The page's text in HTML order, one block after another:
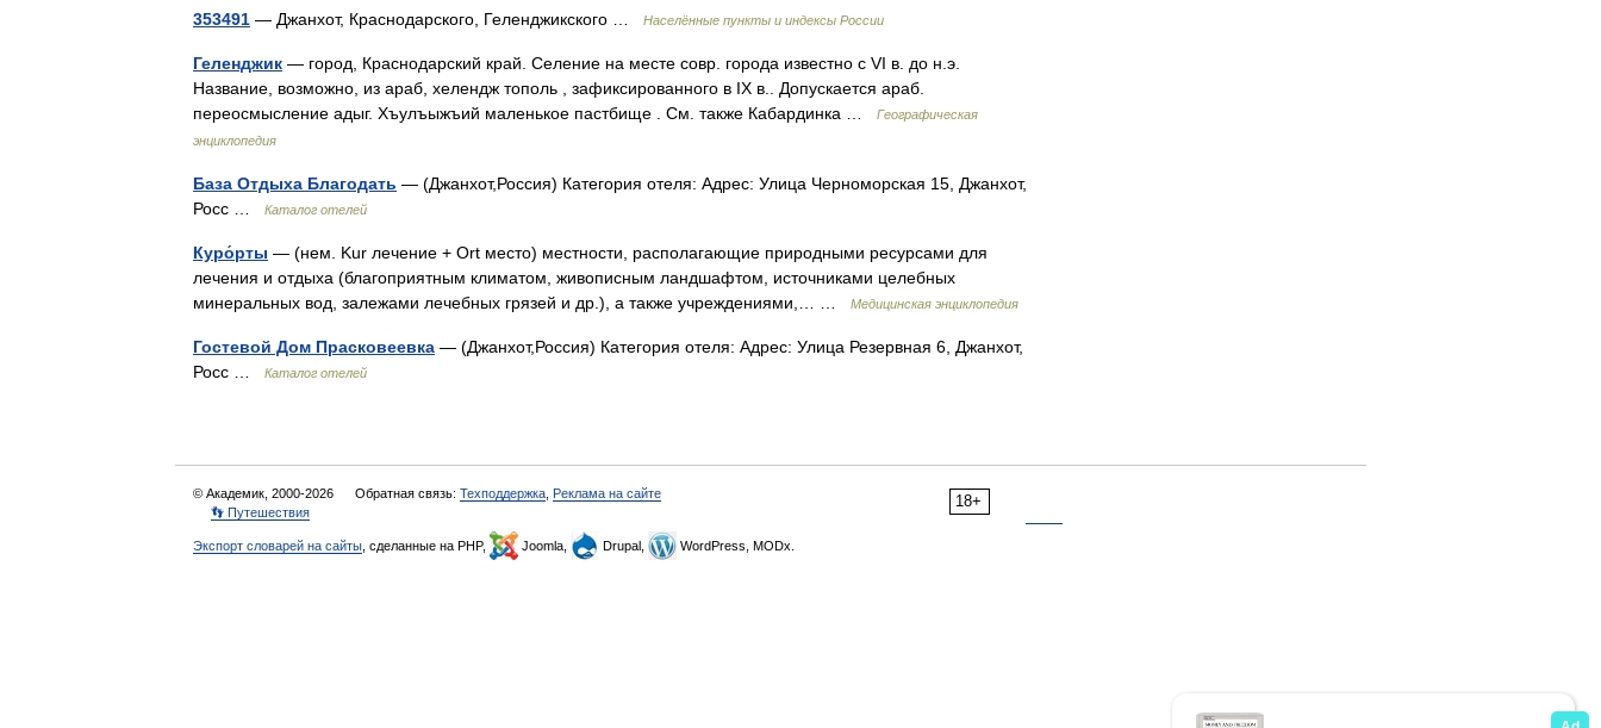
353491 — Джанхот, Краснодарского, Геленджикского … Населённые пункты и индексы России
Геленджик — город, Краснодарский край. Селение на месте совр. города известно с VI в. до н.э.
Название, возможно, из араб, хелендж тополь , зафиксированного в IX в.. Допускается араб.
переосмысление адыг. Хъулъыжъий маленькое пастбище . См. также Кабардинка …
Географическая
энциклопедия
База Отдыха Благодать — (Джанхот,Россия) Категория отеля: Адрес: Улица Черноморская 15, Джанхот,
Росс …
Каталог отелей
Куро́рты — (нем. Kur лечение + Ort место) местности, располагающие природными ресурсами для
лечения и отдыха (благоприятным климатом, живописным ландшафтом, источниками целебных
минеральных вод, залежами лечебных грязей и др.), а также учреждениями,… …
Медицинская энциклопедия
Гостевой Дом Прасковеевка — (Джанхот,Россия) Категория отеля: Адрес: Улица Резервная 6, Джанхот,
Росс …
Каталог отелей
18+
© Академик, 2000-2026 Обратная связь: Техподдержка Реклама на сайте
👣 Путешествия
Экспорт словарей на сайты , сделанные на PHP, Joomla, Drupal, WordPress, MODx.